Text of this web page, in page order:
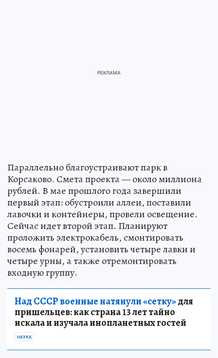
Параллельно благоустраивают парк в
Корсаково. Смета проекта — около миллиона
рублей. В мае прошлого года завершили
первый этап: обустроили аллеи, поставили
лавочки и контейнеры, провели освещение.
Сейчас идет второй этап. Планируют
проложить электрокабель, смонтировать
восемь фонарей, установить четыре лавки и
четыре урны, а также отремонтировать
входную группу.
Над СССР военные натянули «сетку»для
пришельцев: как страна 13 лет тайно
искала и изучала инопланетных гостей
НАУКА